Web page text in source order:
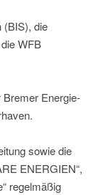
(BIS), die
WFB
Energie-
sowie die
ENERGIEN“,
regelmäßig